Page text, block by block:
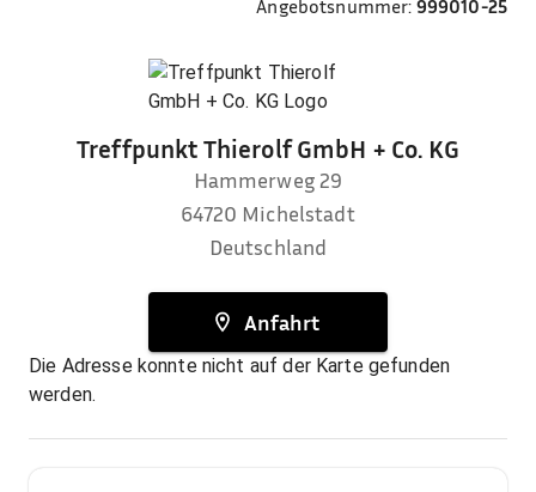
Angebotsnummer: 999010-25
Treffpunkt Thierolf GmbH + Co. KG
Hammerweg 29
64720 Michelstadt
Deutschland
Anfahrt
Die Adresse konnte nicht auf der Karte gefunden
werden.